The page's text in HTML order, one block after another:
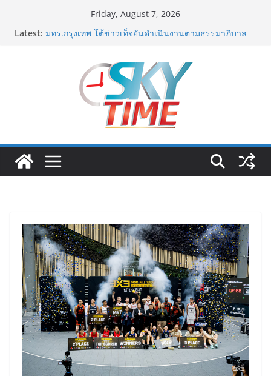
Friday, August 7, 2026
Latest: ม.วลัยลักษณ์ จับมือ รพ.กรุงเทพสิริโรจน์ ยกระดับ
มทร.กรุงเทพ โต้ข่าวเท็จยันดำเนินงานตามธรรมาภิบาล
แจงชัด MOU–หลักสูตร–วีซ่าถูกต้องตามกฎหมาย พร้อมจ่อ
ดำเนินคดีผู้บิดเบือนข้อมูล
ฟุตซอลไทย พ่าย รัสเซีย 1-7 ส่งท้ายรายการ คอนติเนนทัล
ฟุตซอล แชมเปี้ยนชิพ 2026
ททท. เดินหน้ารุกตลาด Corporate Travel ดึงเอเย่นต์กว่า
ภาคตะวันออกสู่จุดหมายปลายทางคุณภาพ
ททท. ต้อนรับเที่ยวบินปฐมฤกษ์สายการบิน TransNusa
Airlines เส้นทางจาการ์ตา-กรุงเทพฯ เสริม Air